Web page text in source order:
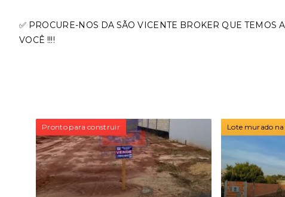
✅ PROCURE-NOS DA SÃO VICENTE BROKER QUE
VOCÊ !!!!
Pronto para construir Lote murado na